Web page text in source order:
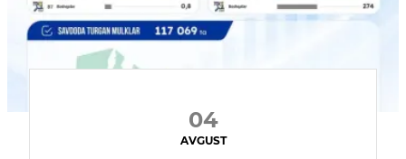
04
AVGUST